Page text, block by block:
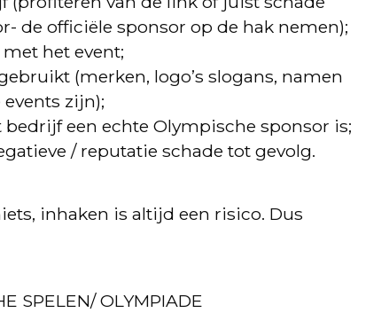
de officiële sponsor op de hak nemen);
het event;
(merken, logo’s slogans, namen
zijn);
een echte Olympische sponsor is;
/ reputatie schade tot gevolg.
inhaken is altijd een risico. Dus
SPELEN/ OLYMPIADE